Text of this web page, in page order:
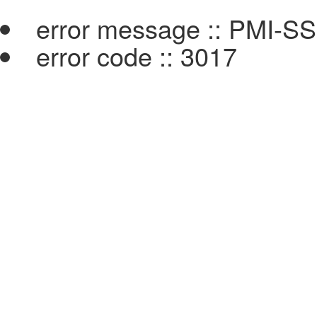
error message :: PMI-
error code :: 3017